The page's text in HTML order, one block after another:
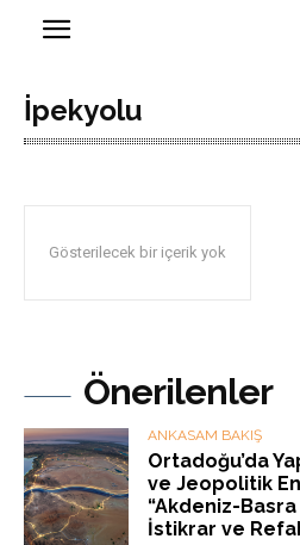
İpekyolu
Gösterilecek bir içerik yok
Önerilenler
ANKASAM BAKIŞ
Ortadoğu’da
ve Jeopolitik
“Akdeniz-
İstikrar ve